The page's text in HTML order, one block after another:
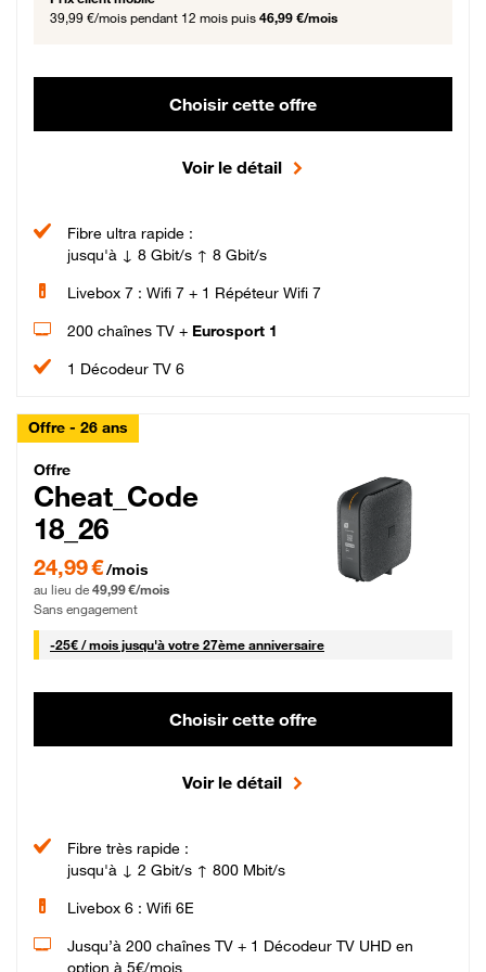
39,99 €/mois pendant 12 mois puis 46,99 €/mois
Choisir cette offre
Voir le détail
Fibre ultra rapide :
jusqu'à ↓ 8 Gbit/s ↑ 8 Gbit/s
Livebox 7 : Wifi 7 + 1 Répéteur Wifi 7
200 chaînes TV + Eurosport 1
1 Décodeur TV 6
Offre - 26 ans
Cheat_Code Fibre_18_26
Offre
Cheat_Code
18_26
24,99 € par mois pendant 0 mois puis 49,99 € par mois, Sans engagement
24,99 €/mois
au lieu de 49,99 €/mois
Sans engagement
-25€ / mois25 € par mois
jusqu'à votre 27ème anniversaire
Choisir cette offre
Voir le détail
Fibre très rapide :
jusqu'à ↓ 2 Gbit/s ↑ 800 Mbit/s
Livebox 6 : Wifi 6E
Jusqu’à 200 chaînes TV + 1 Décodeur TV UHD en
option à 5€/mois